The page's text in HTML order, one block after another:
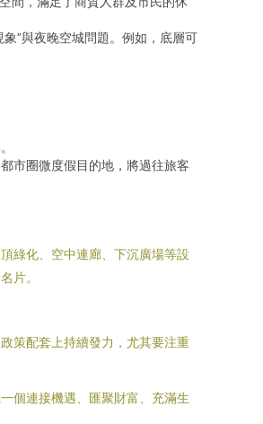
”與夜晚空城問題。例如，底層可
市圈微度假目的地，將過往旅客
綠化、空中連廊、下沉廣場等設
片。
策配套上持續發力，尤其要注重
個連接機遇、匯聚財富、充滿生